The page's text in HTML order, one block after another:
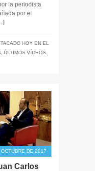
la periodista
por el
HOY EN EL
ÚLTIMOS VÍDEOS
DE 2017
Carlos